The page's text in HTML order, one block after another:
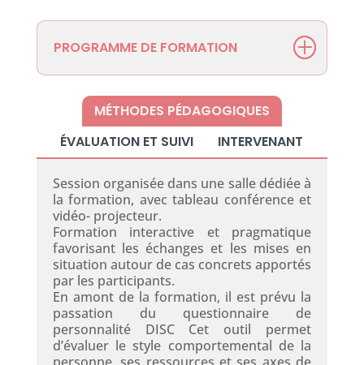
PROGRAMME DE FORMATION
MÉTHODES PÉDAGOGIQUES
ÉVALUATION ET SUIVI
INTERVENANT
Session organisée dans une salle dédiée à
la formation, avec tableau conférence et
vidéo- projecteur.
Formation interactive et pragmatique
favorisant les échanges et les mises en
situation autour de cas concrets apportés
par les participants.
En amont de la formation, il est prévu la
passation du questionnaire de
personnalité DISC Cet outil permet
d’évaluer le style comportemental de la